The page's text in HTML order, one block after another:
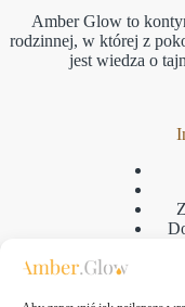
Amber Glow to
rodzinnej, w której z
jest wiedza o